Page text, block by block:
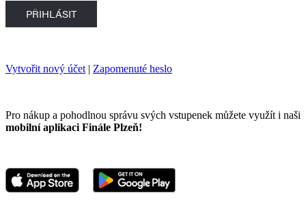
Vytvořit nový účet | Zapomenuté heslo
Pro nákup a pohodlnou správu svých vstupenek můžete využít i naši
mobilní aplikaci Finále Plzeň!